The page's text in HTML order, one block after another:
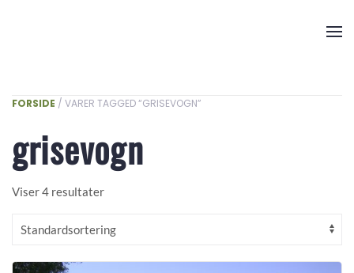
FORSIDE / VARER TAGGED “GRISEVOGN”
grisevogn
Viser 4 resultater